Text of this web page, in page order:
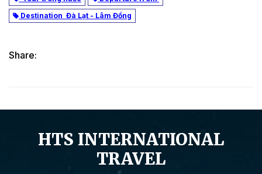
Destination Đà Lạt - Lâm Đồng
Share:
HTS INTERNATIONAL
TRAVEL